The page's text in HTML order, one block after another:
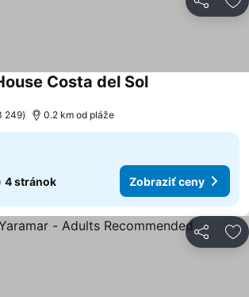
Zdieľať
Costa del Sol
249 0.2 km od pláže
4 stránok Zobraziť ceny
Zdieľať